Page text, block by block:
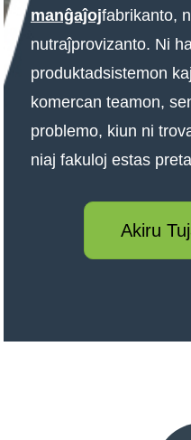
manĝaĵojfabrikanto,
nutraĵprovizanto. Ni
produktadsistemon
komercan teamon,
problemo, kiun ni
niaj fakuloj estas
Akiru